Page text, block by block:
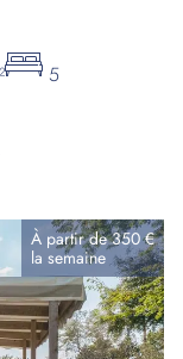
5
À partir de350 €
la semaine